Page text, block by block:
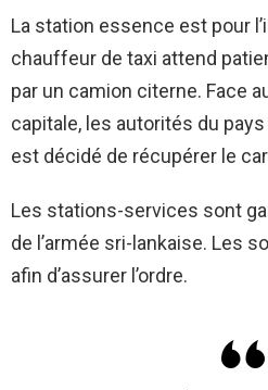
La station essence est pour
chauffeur de taxi attend
par un camion citerne. Face
capitale, les autorités du
est décidé de récupérer le
Les stations-services sont
de l’armée sri-lankaise. Les
afin d’assurer l’ordre.